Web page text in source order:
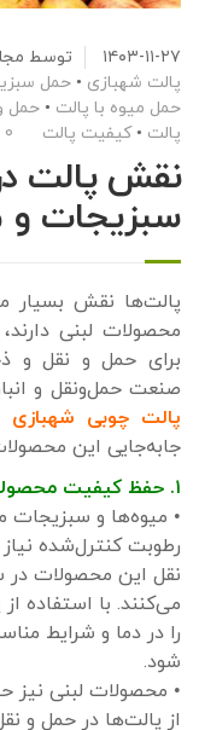
۱۴۰۳-۱۱-۲۷ توسط
پالت شهبازی • حمل
حمل میوه با پالت • حمل
پالت •کیفیت پالت 0 دیدگاه
نقش پالت
سبزیجات و
پالت‌ها نقش بسیار
محصولات لبنی
برای حمل و نقل و
صنعت حمل‌ونقل و
پالت چوبی شهبازی
جابه‌جایی این
۱. حفظ کیفیت محصولات:
• میوه‌ها و سبزیجات
رطوبت کنترل‌شده
نقل این محصولات
می‌کنند. با استفاده
را در دما و شرایط
شود.
• محصولات لبنی نیز
از پالت‌ها در حمل و